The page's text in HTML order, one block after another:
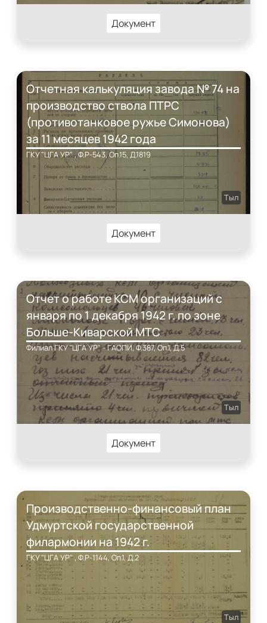
Документ
Отчетная калькуляция завода № 74 на
производство ствола ПТРС
(противотанковое ружье Симонова)
за 11 месяцев 1942 года
ГКУ "ЦГА УР" , Ф.Р-543, Оп.15, Д.1819
Тыл
Документ
Отчет о работе КСМ организаций с
января по 1 декабря 1942 г. по зоне
Больше-Киварской МТС
Филиал ГКУ "ЦГА УР" - ГАОПИ, Ф.387, Оп.1, Д.5
Тыл
Документ
Производственно-финансовый план
Удмуртской государственной
филармонии на 1942 г.
ГКУ "ЦГА УР" , Ф.Р-1144, Оп.1, Д.2
Тыл